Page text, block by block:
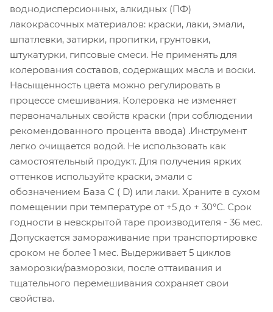
воднодисперсионных, алкидных (ПФ)
лакокрасочных материалов: краски, лаки, эмали,
шпатлевки, затирки, пропитки, грунтовки,
штукатурки, гипсовые смеси. Не применять для
колерования составов, содержащих масла и воски.
Насыщенность цвета можно регулировать в
процессе смешивания. Колеровка не изменяет
первоначальных свойств краски (при соблюдении
рекомендованного процента ввода) .Инструмент
легко очищается водой. Не использовать как
самостоятельный продукт. Для получения ярких
оттенков используйте краски, эмали с
обозначением База С ( D) или лаки. Храните в сухом
помещении при температуре от +5 до + 30°С. Срок
годности в невскрытой таре производителя - 36 мес.
Допускается замораживание при транспортировке
сроком не более 1 мес. Выдерживает 5 циклов
заморозки/разморозки, после оттаивания и
тщательного перемешивания сохраняет свои
свойства.